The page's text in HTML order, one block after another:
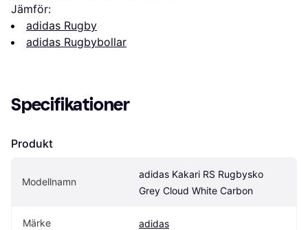
Jämför:
adidas Rugby
adidas Rugbybollar
Specifikationer
Produkt
Modellnamn
adidas Kakari RS Rugbysko
Grey Cloud White Carbon
Märke adidas